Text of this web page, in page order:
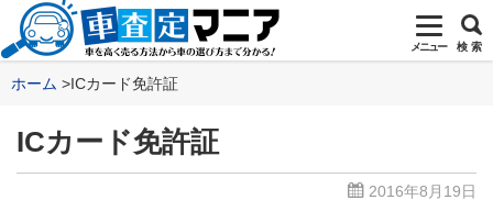
メニュー 検 索
ホーム ICカード免許証
ICカード免許証
2016年8月19日